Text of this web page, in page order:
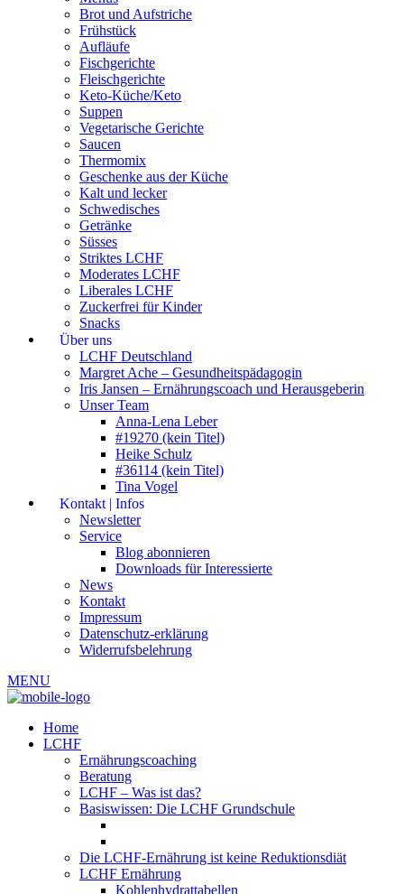
Brot und Aufstriche
Frühstück
Aufläufe
Fischgerichte
Fleischgerichte
Keto-Küche/Keto
Suppen
Vegetarische Gerichte
Saucen
Thermomix
Geschenke aus der Küche
Kalt und lecker
Schwedisches
Getränke
Süsses
Striktes LCHF
Moderates LCHF
Liberales LCHF
Zuckerfrei für Kinder
Snacks
Über uns
LCHF Deutschland
Margret Ache – Gesundheitspädagogin
Iris Jansen – Ernährungscoach und Herausgeberin
Unser Team
Anna-Lena Leber
#19270 (kein Titel)
Heike Schulz
#36114 (kein Titel)
Tina Vogel
Kontakt | Infos
Newsletter
Service
Blog abonnieren
Downloads für Interessierte
News
Kontakt
Impressum
Datenschutz-erklärung
Widerrufsbelehrung
MENU
Home
LCHF
Ernährungscoaching
Beratung
LCHF – Was ist das?
Basiswissen: Die LCHF Grundschule
Die LCHF-Ernährung ist keine Reduktionsdiät
LCHF Ernährung
Kohlenhydrattabellen